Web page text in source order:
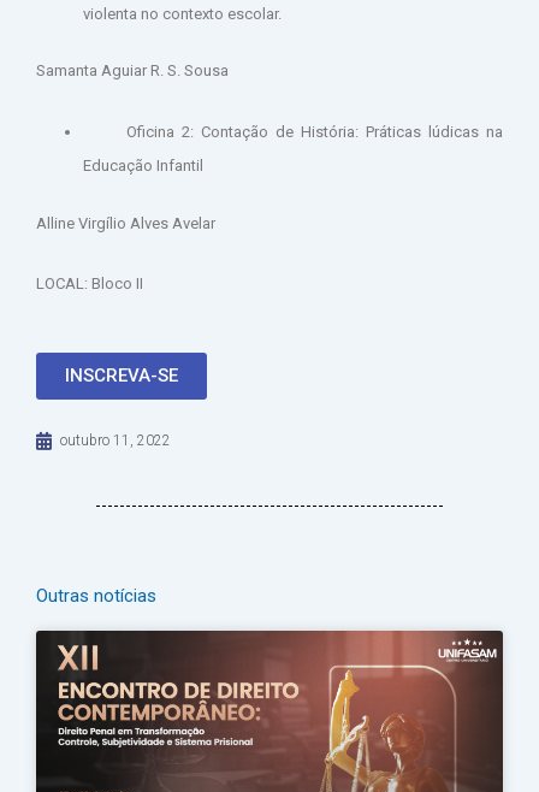
violenta no contexto escolar.
Samanta Aguiar R. S. Sousa
Oficina 2: Contação de História: Práticas lúdicas na
Educação Infantil
Alline Virgílio Alves Avelar
LOCAL: Bloco II
INSCREVA-SE
outubro 11, 2022
Outras notícias
PáginaPágina
PáginaPáginaPágina